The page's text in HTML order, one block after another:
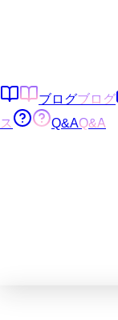
ブログブログ
ス
Q&AQ&A